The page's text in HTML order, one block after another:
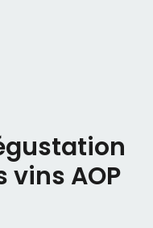
vins AOP